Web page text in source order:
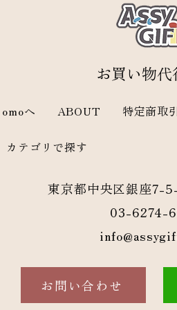
お買い物代
omoへ ABOUT 特定商取
カテゴリで探す
東京都中央区銀座7-
03-6274-
お問い合わせ